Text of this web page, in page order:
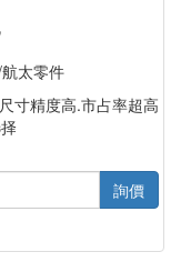
太零件
寸精度高.市占率超高
詢價